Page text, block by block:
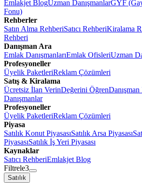
Emlakjet BlogUzman DanışmanlarGYF
Fonu)
Rehberler
Satın Alma RehberiSatıcı RehberiKiralama
Rehberi
Danışman Ara
Emlak DanışmanlarıEmlak OfisleriUzman
Profesyoneller
Üyelik PaketleriReklam Çözümleri
Satış & Kiralama
Ücretsiz İlan VerinDeğerini Öğren
Danışmanlar
Profesyoneller
Üyelik PaketleriReklam Çözümleri
Piyasa
Satılık Konut PiyasasıSatılık Arsa Piyasası
PiyasasıSatılık İş Yeri Piyasası
Kaynaklar
Satıcı RehberiEmlakjet Blog
Filtrele3
Satılık